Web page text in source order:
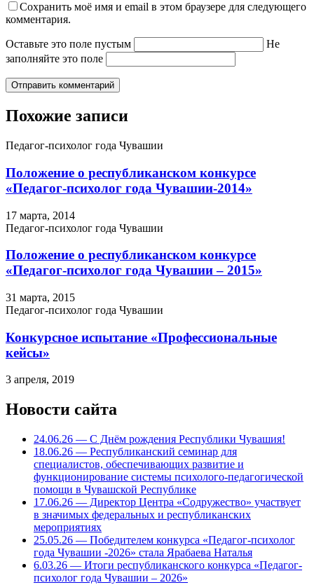
Сохранить моё имя и email в этом браузере для следующего
комментария.
Оставьте это поле пустым
Не
заполняйте это поле
Похожие записи
Педагог-психолог года Чувашии
Положение о республиканском конкурсе
«Педагог-психолог года Чувашии-2014»
17 марта, 2014
Педагог-психолог года Чувашии
Положение о республиканском конкурсе
«Педагог-психолог года Чувашии – 2015»
31 марта, 2015
Педагог-психолог года Чувашии
Конкурсное испытание «Профессиональные
кейсы»
3 апреля, 2019
Новости сайта
24.06.26 — С Днём рождения Республики Чувашия!
18.06.26 — Республиканский семинар для
специалистов, обеспечивающих развитие и
функционирование системы психолого-педагогической
помощи в Чувашской Республике
17.06.26 — Директор Центра «Содружество» участвует
в значимых федеральных и республиканских
мероприятиях
25.05.26 — Победителем конкурса «Педагог-психолог
года Чувашии -2026» стала Ярабаева Наталья
6.03.26 — Итоги республиканского конкурса «Педагог-
психолог года Чувашии – 2026»